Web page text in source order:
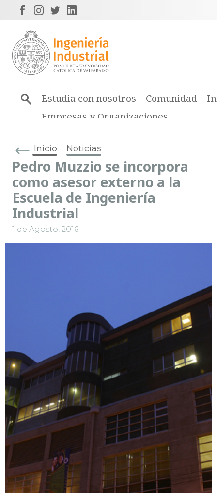
Estudia con nosotros Comunidad
Empresas y Organizaciones
Inicio Noticias
Pedro Muzzio se incorpora
como asesor externo a la
Escuela de Ingeniería
Industrial
1 de Agosto, 2016